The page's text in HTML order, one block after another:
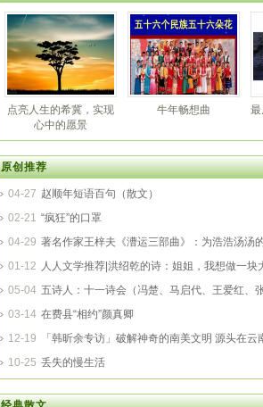
点亮人生的希冀，实现
心中的愿景
牛年畅想曲
原创推荐
04-27 赵顺年短语百句（散文）
02-21 “疯狂”的口罩
04-29 著名作家王梓夫《漕运三部曲》：为浩浩汤汤
河立传
01-12 人人文学推荐|洪绍乾的诗：姐姐，我想做一块
（外9首）
05-04 五诗人：十一诗会（冯楚、马启代、王爱红、张
王博生）
03-14 在费县“相约”颜真卿
12-19
「韩昕余专访」破解神奇的南美文明 源头在云
10-25 丢失的慢生活